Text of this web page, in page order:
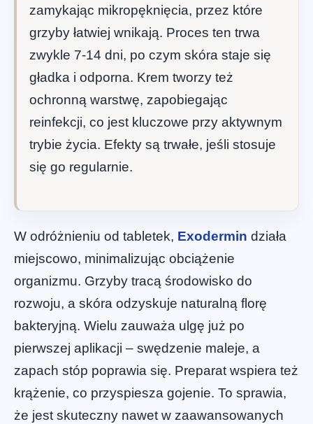
zamykając mikropęknięcia, przez które
grzyby łatwiej wnikają. Proces ten trwa
zwykle 7-14 dni, po czym skóra staje się
gładka i odporna. Krem tworzy też
ochronną warstwę, zapobiegając
reinfekcji, co jest kluczowe przy aktywnym
trybie życia. Efekty są trwałe, jeśli stosuje
się go regularnie.
W odróżnieniu od tabletek, Exodermin działa
miejscowo, minimalizując obciążenie
organizmu. Grzyby tracą środowisko do
rozwoju, a skóra odzyskuje naturalną florę
bakteryjną. Wielu zauważa ulgę już po
pierwszej aplikacji – swędzenie maleje, a
zapach stóp poprawia się. Preparat wspiera też
krążenie, co przyspiesza gojenie. To sprawia,
że jest skuteczny nawet w zaawansowanych